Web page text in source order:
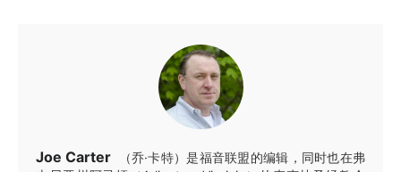
Joe Carter
（乔·卡特）是福音联盟的编辑，同时也在弗